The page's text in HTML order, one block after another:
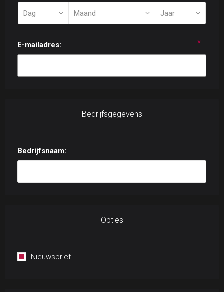
E-mailadres: *
Bedrijfsgegevens
Bedrijfsnaam:
Opties
Nieuwsbrief